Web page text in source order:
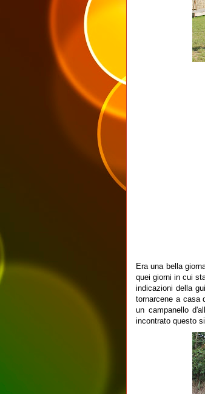
Era una bella
quei giorni in cui
indicazioni della
tornarcene a casa
un campanello
incontrato questo